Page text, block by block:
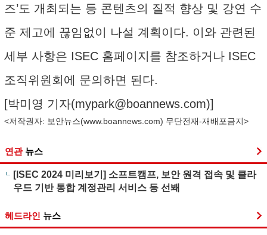
즈’도 개최되는 등 콘텐츠의 질적 향상 및 강연 수
준 제고에 끊임없이 나설 계획이다. 이와 관련된
세부 사항은 ISEC 홈페이지를 참조하거나 ISEC
조직위원회에 문의하면 된다.
[박미영 기자(mypark@boannews.com)]
<저작권자: 보안뉴스(www.boannews.com) 무단전재-재배포금지>
연관 뉴스
[ISEC 2024 미리보기] 소프트캠프, 보안 원격 접속 및 클라
우드 기반 통합 계정관리 서비스 등 선봬
헤드라인 뉴스